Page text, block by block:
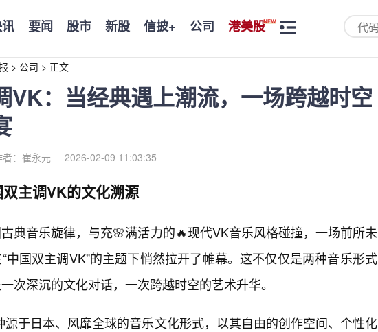
要闻 股市 新股 信披+ 公司 港美股
> 公司 > 正文
VK：当经典遇上潮流，一场跨越时空
者：崔永元 2026-02-09 11:03:35
主调VK的文化溯源
典音乐旋律，与充🌸满活力的🔥现代VK音乐风格碰撞，一场前所未
中国双主调VK”的主题下悄然拉开了帷幕。这不仅仅是两种音乐形式
次深沉的文化对话，一次跨越时空的艺术升华。
源于日本、风靡全球的音乐文化形式，以其自由的创作空间、个性化